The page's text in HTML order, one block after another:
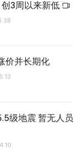
3周以来新低
价并长期化
级地震 暂无人员